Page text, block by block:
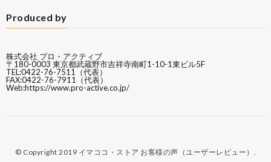
Produced by
株式会社 プロ・アクティブ
〒180-0003 東京都武蔵野市吉祥寺南町1-10-1東ビル5F
TEL:0422-76-7511（代表）
FAX:0422-76-7911（代表）
Web:https://www.pro-active.co.jp/
© Copyright 2019 イマココ・ストア お客様の声（ユーザーレビュー）